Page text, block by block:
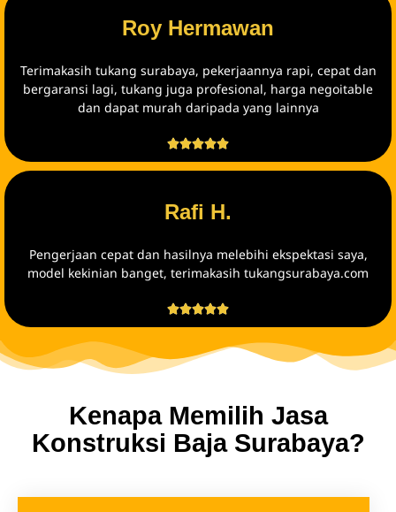
Roy Hermawan
Terimakasih tukang surabaya, pekerjaannya rapi, cepat dan
bergaransi lagi, tukang juga profesional, harga negoitable
dan dapat murah daripada yang lainnya

Rafi H.
Pengerjaan cepat dan hasilnya melebihi ekspektasi saya,
model kekinian banget, terimakasih tukangsurabaya.com

Kenapa Memilih Jasa
Konstruksi Baja Surabaya?